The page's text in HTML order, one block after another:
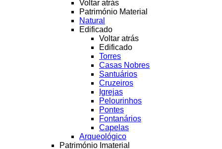
Voltar atrás
Património Material
Natural
Edificado
Voltar atrás
Edificado
Torres
Casas Nobres
Santuários
Cruzeiros
Igrejas
Pelourinhos
Pontes
Fontanários
Capelas
Arqueológico
Património Imaterial